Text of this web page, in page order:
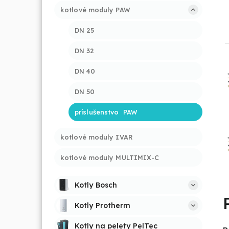
kotlové moduly PAW
DN 25
DN 32
DN 40
DN 50
príslušenstvo  PAW
kotlové moduly IVAR
kotlové moduly MULTIMIX-C
Kotly Bosch
Kotly Protherm
Kotly na pelety PelTec